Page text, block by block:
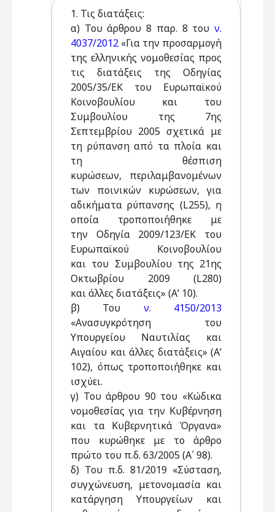
1. Τις διατάξεις:
α) Του άρθρου 8 παρ. 8 του ν.
4037/2012 «Για την προσαρμογή
της ελληνικής νομοθεσίας προς
τις διατάξεις της Οδηγίας
2005/35/ΕΚ του Ευρωπαϊκού
Κοινοβουλίου και του
Συμβουλίου της 7ης
Σεπτεμβρίου 2005 σχετικά με
τη ρύπανση από τα πλοία και
τη θέσπιση
κυρώσεων, περιλαμβανομένων
των ποινικών κυρώσεων, για
αδικήματα ρύπανσης (L255), η
οποία τροποποιήθηκε με
την Οδηγία 2009/123/ΕΚ του
Ευρωπαϊκού Κοινοβουλίου
και του Συμβουλίου της 21ης
Οκτωβρίου 2009 (L280)
και άλλες διατάξεις» (Α’ 10).
β) Του ν. 4150/2013
«Ανασυγκρότηση του
Υπουργείου Ναυτιλίας και
Αιγαίου και άλλες διατάξεις» (Α’
102), όπως τροποποιήθηκε και
ισχύει.
γ) Του άρθρου 90 του «Κώδικα
νομοθεσίας για την Κυβέρνηση
και τα Κυβερνητικά Όργανα»
που κυρώθηκε με το άρθρο
πρώτο του π.δ. 63/2005 (Α΄ 98).
δ) Του π.δ. 81/2019 «Σύσταση,
συγχώνευση, μετονομασία και
κατάργηση Υπουργείων και